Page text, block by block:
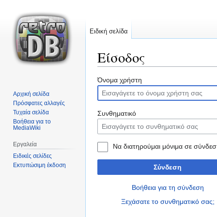
Είσοδος
Μετάβαση
στην
πλοήγηση
Πήδηση
στην
αναζήτηση
Όνομα χρήστη
Συνθηματικό
Να διατηρούμαι μόνιμα σε
Σύνδεση
Βοήθεια για τη σύνδεση
Ξεχάσατε το συνθηματικό σας;
Ειδική σελίδα
Αρχική σελίδα
Πρόσφατες αλλαγές
Τυχαία σελίδα
Βοήθεια για το
MediaWiki
Εργαλεία
Ειδικές σελίδες
Εκτυπώσιμη έκδοση